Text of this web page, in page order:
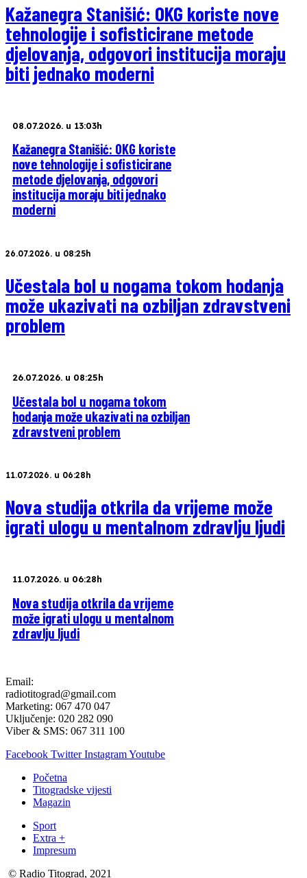
Kažanegra Stanišić: OKG koriste nove
tehnologije i sofisticirane metode
djelovanja, odgovori institucija moraju
biti jednako moderni
08.07.2026. u 13:03h
Kažanegra Stanišić: OKG koriste
nove tehnologije i sofisticirane
metode djelovanja, odgovori
institucija moraju biti jednako
moderni
26.07.2026. u 08:25h
Učestala bol u nogama tokom hodanja
može ukazivati na ozbiljan zdravstveni
problem
26.07.2026. u 08:25h
Učestala bol u nogama tokom
hodanja može ukazivati na ozbiljan
zdravstveni problem
11.07.2026. u 06:28h
Nova studija otkrila da vrijeme može
igrati ulogu u mentalnom zdravlju ljudi
11.07.2026. u 06:28h
Nova studija otkrila da vrijeme
može igrati ulogu u mentalnom
zdravlju ljudi
Email:
radiotitograd@gmail.com
Marketing: 067 470 047
Uključenje: 020 282 090
Viber & SMS: 067 311 100
Facebook Twitter InstagramYoutube
Početna
Titogradske vijesti
Magazin
Sport
Extra +
Impresum
© Radio Titograd, 2021